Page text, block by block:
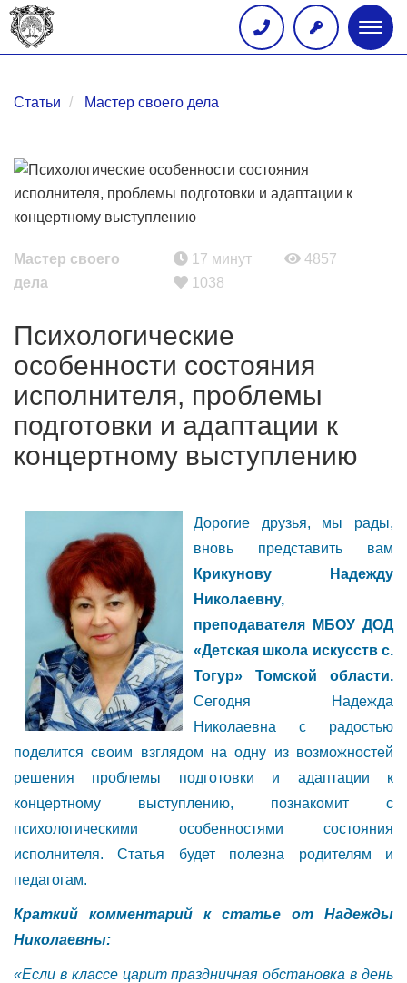
меню
Статьи Мастер своего дела
Мастер своего
дела
17 минут
4857
1038
Психологические
особенности состояния
исполнителя, проблемы
подготовки и адаптации к
концертному выступлению
Дорогие друзья, мы рады,
вновь представить вам
Крикунову Надежду
Николаевну,
преподавателя МБОУ ДОД
«Детская школа искусств с.
Тогур» Томской области.
Сегодня Надежда
Николаевна с радостью
поделится своим взглядом на одну из возможностей
решения проблемы подготовки и адаптации к
концертному выступлению, познакомит с
психологическими особенностями состояния
исполнителя. Статья будет полезна родителям и
педагогам.
Краткий комментарий к статье от Надежды
Николаевны:
«Если в классе царит праздничная обстановка в день